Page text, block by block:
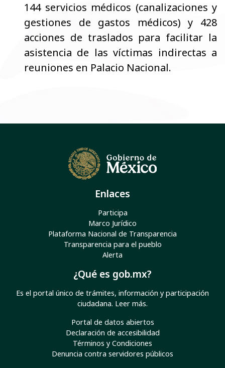
144 servicios médicos (canalizaciones y
gestiones de gastos médicos) y 428
acciones de traslados para facilitar la
asistencia de las víctimas indirectas a
reuniones en Palacio Nacional.
Enlaces
Participa
Marco Jurídico
Plataforma Nacional de Transparencia
Transparencia para el pueblo
Alerta
¿Qué es gob.mx?
Es el portal único de trámites, información y participación
ciudadana. Leer más.
Portal de datos abiertos
Declaración de accesibilidad
Términos y Condiciones
Denuncia contra servidores públicos